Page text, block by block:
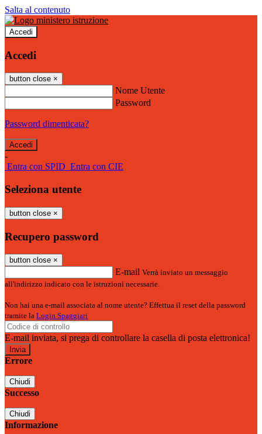
Salta al contenuto
Accedi
Accedi
button close ×
Nome Utente
Password
Password dimenticata?
-
Entra con SPID Entra con CIE
Seleziona utente
button close ×
Recupero password
button close ×
E-mail Verrà inviato un messaggio
all'indirizzo indicato con le istruzioni necessarie.
Non hai una e-mail associata al nome utente? Effettua il reset della password
tramite la Login Spaggiari
E-mail inviata, si prega di controllare la casella di posta elettronica!
Errore
Chiudi
Successo
Chiudi
Informazione